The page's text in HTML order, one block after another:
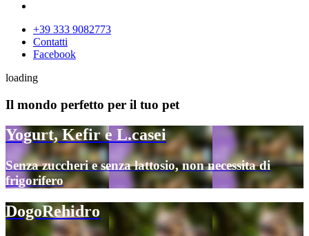
+39 333 9082773
Contatti
Facebook
loading
Il mondo perfetto per il tuo pet
Yogurt, Kefir e L.casei
Senza zuccheri e senza lattosio, non necessita di
frigorifero
DogoRehidro